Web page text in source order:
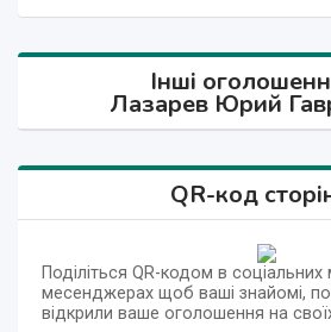
Інші
Лазарев Юрий
QR-код
Поділіться QR-кодом в
месенджерах щоб ваші знайомі,
відкрили ваше оголошення на